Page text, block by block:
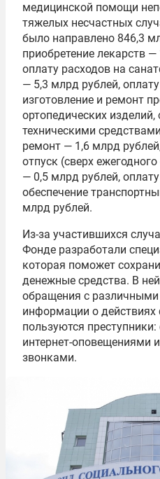
медицинской помощи
тяжелых несчастных
было направлено 846,3
приобретение лекарств
оплату расходов на
— 5,3 млрд рублей,
изготовление и ремонт
ортопедических изделий,
техническими
ремонт — 1,6 млрд
отпуск (сверх
— 0,5 млрд рублей,
обеспечение
млрд рублей.
Из-за участившихся
Фонде разработали
которая поможет
денежные средства. В
обращения с
информации о
пользуются преступники:
интернет-оповещениями
звонками.